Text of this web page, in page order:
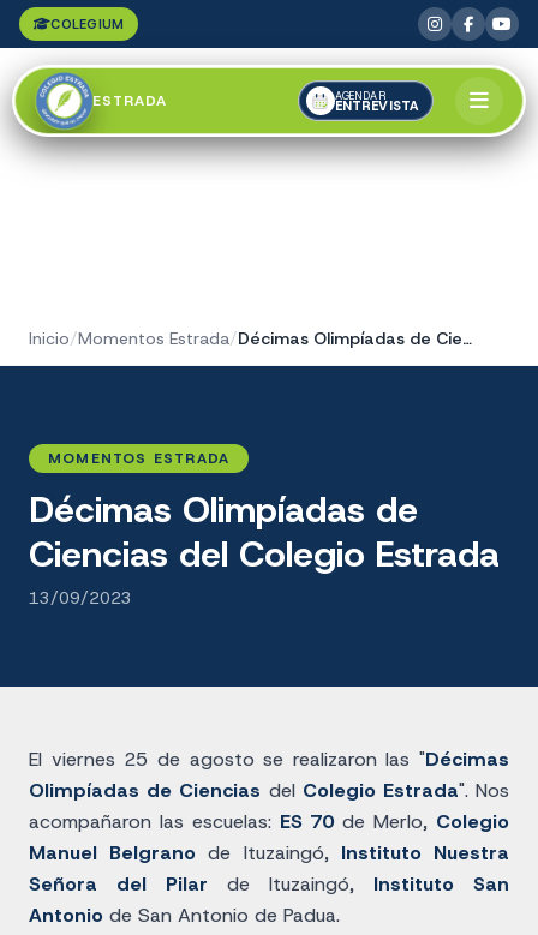
COLEGIUM
ESTRADA AGENDAR
ENTREVISTA
Inicio/Momentos Estrada/ Décimas Olimpíadas de Ciencias del Colegio Estrada
MOMENTOS ESTRADA
Décimas Olimpíadas de
Ciencias del Colegio Estrada
13/09/2023
El viernes 25 de agosto se realizaron las "Décimas
Olimpíadas de Ciencias del Colegio Estrada". Nos
acompañaron las escuelas: ES 70de Merlo, Colegio
Manuel Belgrano de Ituzaingó, Instituto Nuestra
Señora del Pilar de Ituzaingó, Instituto San
Antonio de San Antonio de Padua.